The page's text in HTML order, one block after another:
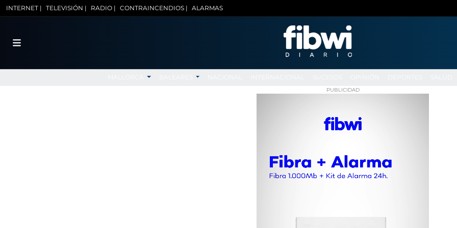
INTERNET | TELEVISIÓN | RADIO | CONTRAINCENDIOS | ALARMAS